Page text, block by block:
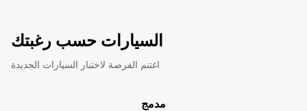
السيارات حسب رغبتك
اغتنم الفرصة لاختبار السيارات الجديدة
مدمج